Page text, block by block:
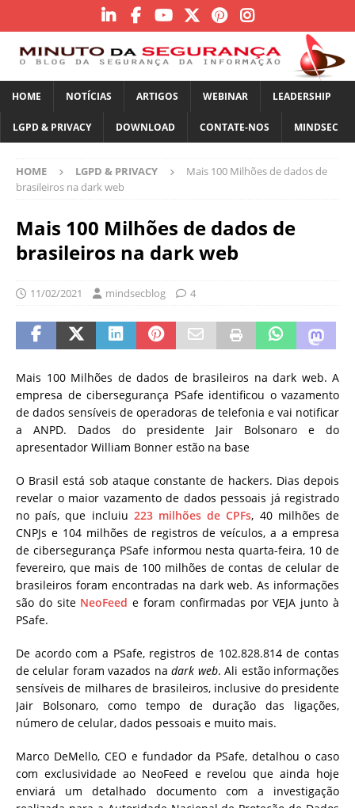
HOME NOTÍCIAS ARTIGOS WEBINAR LEADERSHIP
LGPD & PRIVACY DOWNLOAD CONTATE-NOS MINDSEC
HOME LGPD & PRIVACY
Mais 100 Milhões de dados de
brasileiros na dark web
Mais 100 Milhões de dados de
brasileiros na dark web
11/02/2021 mindsecblog 4
Mais 100 Milhões de dados de brasileiros na dark web. A
empresa de cibersegurança PSafe identificou o vazamento
de dados sensíveis de operadoras de telefonia e vai notificar
a ANPD. Dados do presidente Jair Bolsonaro e do
apresentador William Bonner estão na base
O Brasil está sob ataque constante de hackers. Dias depois
revelar o maior vazamento de dados pessoais já registrado
no país, que incluiu 223 milhões de CPFs, 40 milhões de
CNPJs e 104 milhões de registros de veículos, a a empresa
de cibersegurança PSafe informou nesta quarta-feira, 10 de
fevereiro, que mais de 100 milhões de contas de celular de
brasileiros foram encontradas na dark web. As informações
são do site NeoFeed e foram confirmadas por VEJA junto à
PSafe.
De acordo com a PSafe, registros de 102.828.814 de contas
de celular foram vazados nadark web. Ali estão informações
sensíveis de milhares de brasileiros, inclusive do presidente
Jair Bolsonaro, como tempo de duração das ligações,
número de celular, dados pessoais e muito mais.
Marco DeMello, CEO e fundador da PSafe, detalhou o caso
com exclusividade ao NeoFeed e revelou que ainda hoje
enviará um detalhado documento com a investigação